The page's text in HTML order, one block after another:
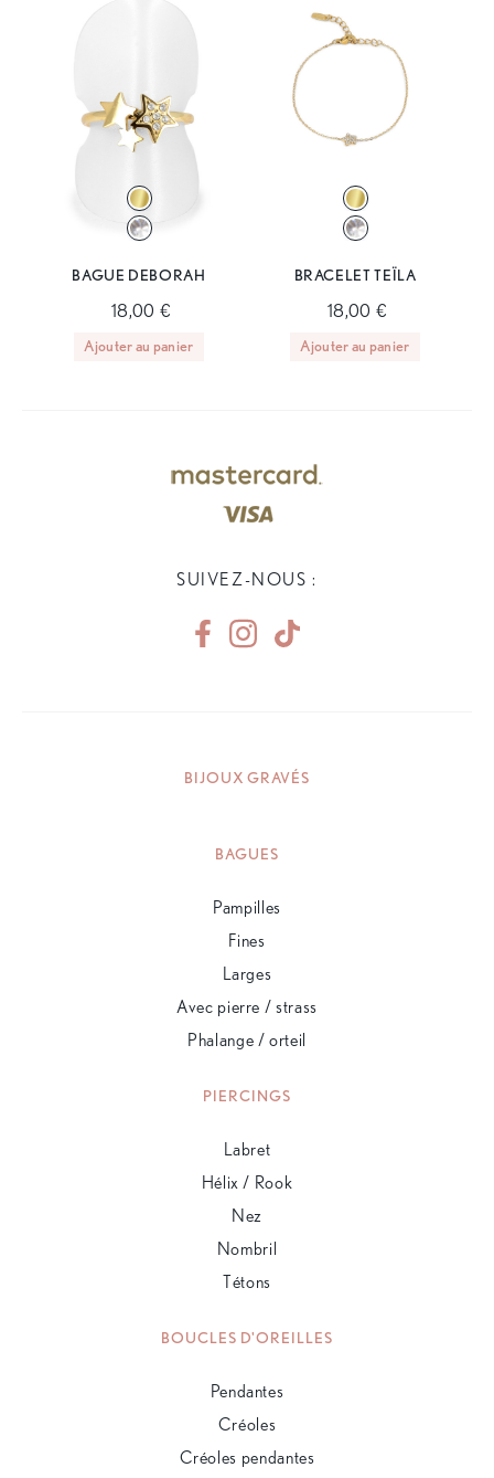
BAGUE DEBORAH
18,00 €
Ajouter au panier
BRACELET TEÏLA
18,00 €
Ajouter au panier
SUIVEZ-NOUS :
BIJOUX GRAVÉS
BAGUES
Pampilles
Fines
Larges
Avec pierre / strass
Phalange / orteil
PIERCINGS
Labret
Hélix / Rook
Nez
Nombril
Tétons
BOUCLES D'OREILLES
Pendantes
Créoles
Créoles pendantes